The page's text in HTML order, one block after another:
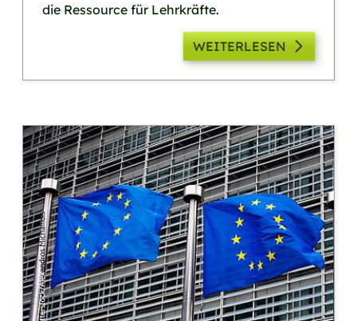
die Ressource für Lehrkräfte.
WEITERLESEN